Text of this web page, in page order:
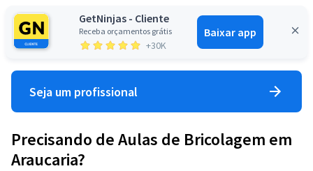
GetNinjas - Cliente
Receba orçamentos grátis
+30K
Baixar app
Entrar
Seja um profissional
Precisando de Aulas de Bricolagem em
Araucaria?